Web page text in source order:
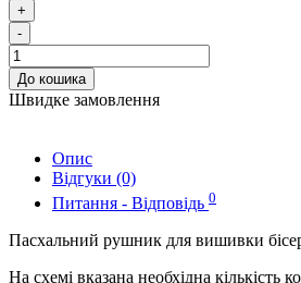
+
-
До кошика
Швидке замовлення
Опис
Відгуки (0)
Питання - Відповідь 0
Пасхальний рушник для вишивки
На схемі вказана необхідна кількість